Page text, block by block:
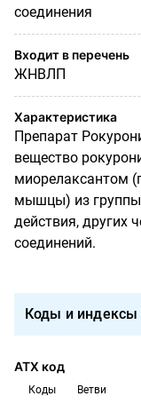
соединения
Входит в перечень
ЖНВЛП
Характеристика
Препарат
вещество
миорелаксантом
мышцы) из группы
действия, других
соединений.
Коды и индексы
АТХ код
Коды Ветви